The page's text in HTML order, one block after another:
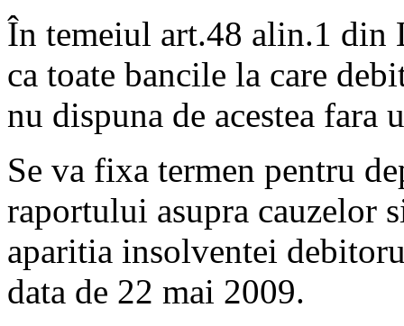
În temeiul art.48 alin.1 din
ca toate bancile la care
nu dispuna de acestea
Se va fixa termen pentru
raportului asupra cauzelor
aparitia insolventei
data de 22 mai 2009.